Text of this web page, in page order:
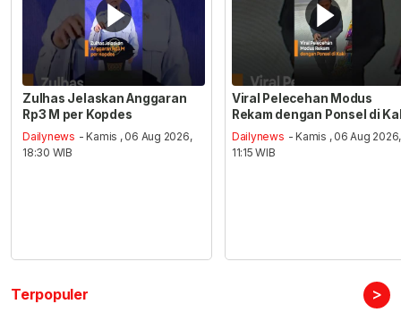
Zulhas Jelaskan Anggaran
Rp3 M per Kopdes
Dailynews - Kamis , 06 Aug 2026,
18:30 WIB
Viral Pelecehan Modus
Rekam dengan Ponsel di
Dailynews - Kamis , 06 Aug 2026,
11:15 WIB
Terpopuler >